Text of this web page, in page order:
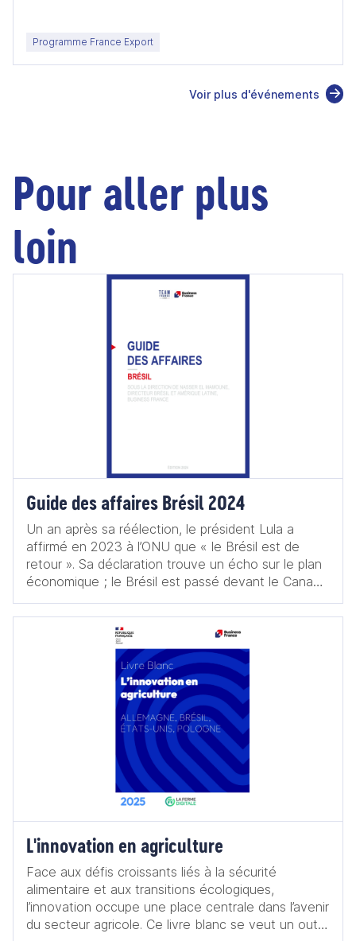
Programme France Export
Voir plus d'événements
Pour aller plus
loin
Guide des affaires Brésil 2024
Un an après sa réélection, le président Lula a
affirmé en 2023 à l’ONU que « le Brésil est de
retour ». Sa déclaration trouve un écho sur le plan
économique ; le Brésil est passé devant le Canada
dans le classement des économies mondiales pour
obtenir la neuvième place. Avec une prévision du
PIB pour 2024 de 1,5 % par la Banque centrale
brésilienne, le Brésil semble reprendre son
ascension dans le concert des nations. En
parallèle, le calendrier va permettre un
rapprochement entre la France et le Brésil. Si la
visite du président de la République en mars 2024
et la saison croisée France Brésil en 2025
constituent deux évènements bilatéraux clés, les
deux pays seront également amenés à prendre
part à des discussions multilatérales au G20 à Rio
en novembre 2024 et à la COP30 à Belém en
2025.
L'innovation en agriculture
Face aux défis croissants liés à la sécurité
alimentaire et aux transitions écologiques,
l’innovation occupe une place centrale dans l’avenir
du secteur agricole. Ce livre blanc se veut un outil